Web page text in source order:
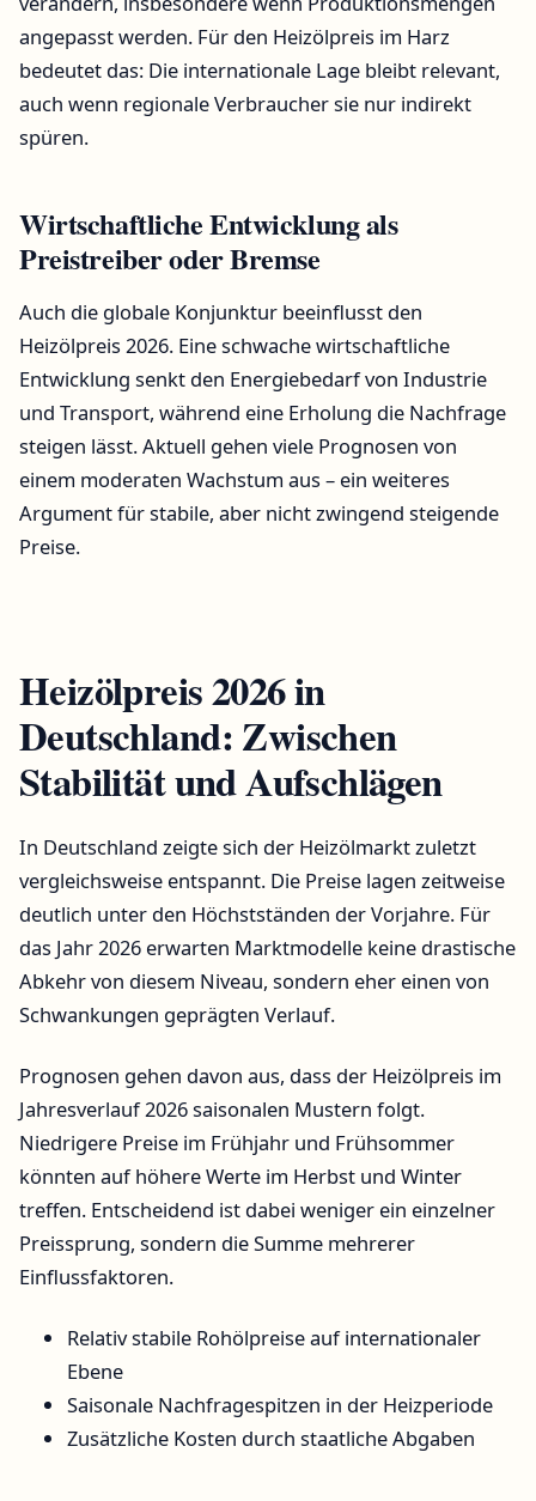
angepasst werden. Für den Heizölpreis im Harz
bedeutet das: Die internationale Lage bleibt relevant,
auch wenn regionale Verbraucher sie nur indirekt
spüren.
Wirtschaftliche Entwicklung als
Preistreiber oder Bremse
Auch die globale Konjunktur beeinflusst den
Heizölpreis 2026. Eine schwache wirtschaftliche
Entwicklung senkt den Energiebedarf von Industrie
und Transport, während eine Erholung die Nachfrage
steigen lässt. Aktuell gehen viele Prognosen von
einem moderaten Wachstum aus – ein weiteres
Argument für stabile, aber nicht zwingend steigende
Preise.
Heizölpreis 2026 in
Deutschland: Zwischen
Stabilität und Aufschlägen
In Deutschland zeigte sich der Heizölmarkt zuletzt
vergleichsweise entspannt. Die Preise lagen zeitweise
deutlich unter den Höchstständen der Vorjahre. Für
das Jahr 2026 erwarten Marktmodelle keine drastische
Abkehr von diesem Niveau, sondern eher einen von
Schwankungen geprägten Verlauf.
Prognosen gehen davon aus, dass der Heizölpreis im
Jahresverlauf 2026 saisonalen Mustern folgt.
Niedrigere Preise im Frühjahr und Frühsommer
könnten auf höhere Werte im Herbst und Winter
treffen. Entscheidend ist dabei weniger ein einzelner
Preissprung, sondern die Summe mehrerer
Einflussfaktoren.
Relativ stabile Rohölpreise auf internationaler
Ebene
Saisonale Nachfragespitzen in der Heizperiode
Zusätzliche Kosten durch staatliche Abgaben